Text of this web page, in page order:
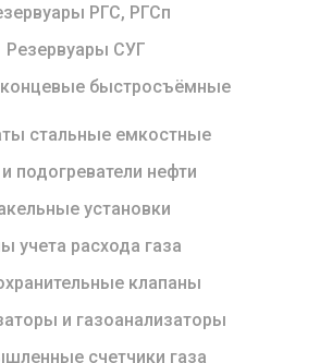
РГС, РГСп
Резервуары СУГ
быстросъёмные
стальные емкостные
подогреватели нефти
установки
учета расхода газа
клапаны
и газоанализаторы
счетчики газа